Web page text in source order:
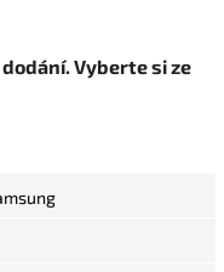
Vyberte si ze